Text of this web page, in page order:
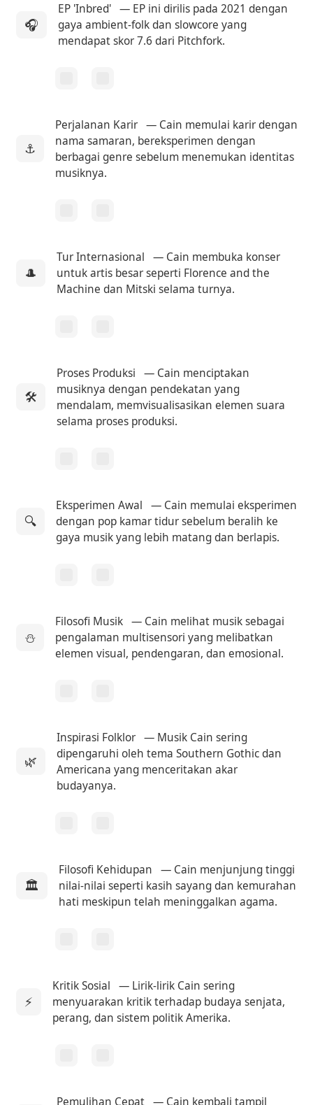
🎧
EP 'Inbred' — EP ini dirilis pada 2021 dengan
gaya ambient-folk dan slowcore yang
mendapat skor 7.6 dari Pitchfork.
⚓
Perjalanan Karir — Cain memulai karir dengan
nama samaran, bereksperimen dengan
berbagai genre sebelum menemukan identitas
musiknya.
🎩
Tur Internasional
— Cain membuka konser
untuk artis besar seperti Florence and the
Machine dan Mitski selama turnya.
🛠
Proses Produksi
— Cain menciptakan
musiknya dengan pendekatan yang
mendalam, memvisualisasikan elemen suara
selama proses produksi.
🔍
Eksperimen Awal
— Cain memulai eksperimen
dengan pop kamar tidur sebelum beralih ke
gaya musik yang lebih matang dan berlapis.
⛄
Filosofi Musik — Cain melihat musik sebagai
pengalaman multisensori yang melibatkan
elemen visual, pendengaran, dan emosional.
🌿
Inspirasi Folklor — Musik Cain sering
dipengaruhi oleh tema Southern Gothic dan
Americana yang menceritakan akar
budayanya.
🏛
Filosofi Kehidupan
— Cain menjunjung tinggi
nilai-nilai seperti kasih sayang dan kemurahan
hati meskipun telah meninggalkan agama.
⚡
Kritik Sosial
— Lirik-lirik Cain sering
menyuarakan kritik terhadap budaya senjata,
perang, dan sistem politik Amerika.
Pemulihan Cepat — Cain kembali tampil